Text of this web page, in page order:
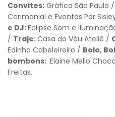
Convites: Gráfica São Paulo /
Cerimonial e Eventos Por
e DJ:Eclipse Som e
/ Traje:Casa do Véu Ateliê /
Edinho Cabeleireiro / Bolo,
bombons: Elaine Mello
Freitas.